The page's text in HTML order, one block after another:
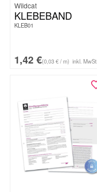
Wildcat
KLEBEBAND
KLEB01
1,42 €(0,03 € / m) inkl. MwSt.